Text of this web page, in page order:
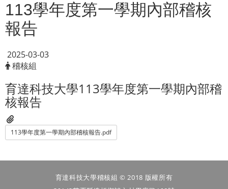
113學年度第一學期內部稽核
報告
2025-03-03
稽核組
育達科技大學113學年度第一學期內部稽
核報告
113學年度第一學期內部稽核報告.pdf
育達科技大學稽核組 © 2018 版權所有